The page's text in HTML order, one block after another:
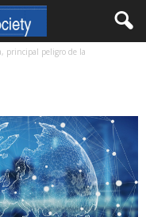
principal peligro de la